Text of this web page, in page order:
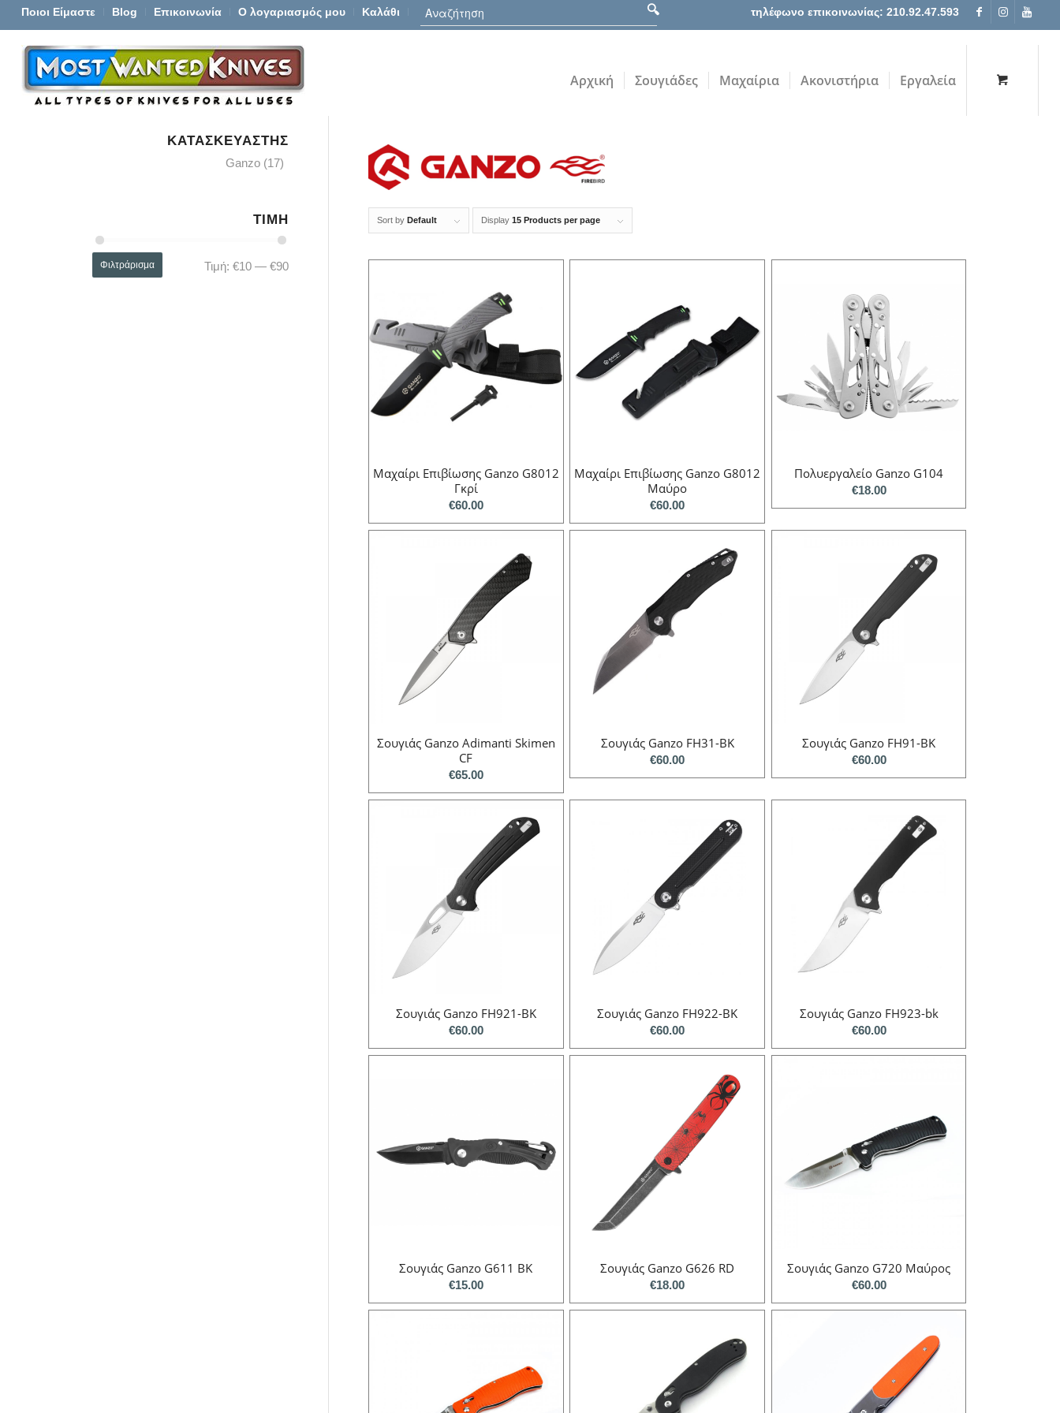
Ποιοι Είμαστε Blog Επικοινωνία Ο λογαριασμός μου Καλάθι τηλέφωνο επικοινωνίας: 210.92.47.593
Αρχική Σουγιάδες Μαχαίρια Ακονιστήρια Εργαλεία
Sort by Default Display 15 Products per page
Μαχαίρι Επιβίωσης Ganzo G8012
Γκρί
€60.00
Μαχαίρι Επιβίωσης Ganzo G8012
Μαύρο
€60.00
Πολυεργαλείο Ganzo G104
€18.00
Σουγιάς Ganzo Adimanti Skimen
CF
€65.00
Σουγιάς Ganzo FH31-BK
€60.00
Σουγιάς Ganzo FH91-BK
€60.00
Σουγιάς Ganzo FH921-BK
€60.00
Σουγιάς Ganzo FH922-BK
€60.00
Σουγιάς Ganzo FH923-bk
€60.00
Σουγιάς Ganzo G611 BK
€15.00
Σουγιάς Ganzo G626 RD
€18.00
Σουγιάς Ganzo G720 Μαύρος
€60.00
ΚΑΤΑΣΚΕΥΑΣΤΉΣ
Ganzo (17)
ΤΙΜΉ
Φιλτράρισμα Τιμή: €10— €90